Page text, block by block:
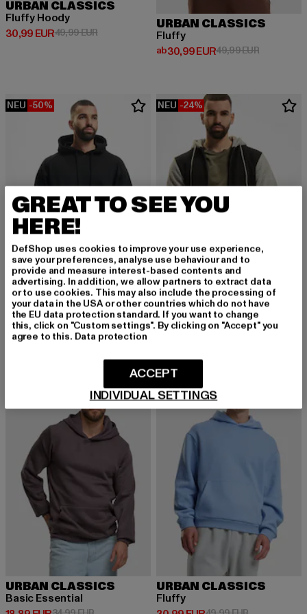
URBAN CLASSICS
Fluffy Hoody
30,99 EUR
Derzeitiger Preis: 30,99 EUR
49,99 EURAktionspreis: 49,99 EUR
URBAN CLASSICS
Fluffy
ab30,99 EUR
Derzeitiger Preis: ab 30,99 EUR
49,99 EUR
NEU -50%
URBAN CLASSICS
Blank
30,00 EUR
Derzeitiger Preis: 30,00 EUR
59,99 EURAktionspreis: 59,99 EUR
NEU -24%
URBAN CLASSICS
2-Tone
41,79 EUR
Derzeitiger Preis: 41,79 EUR
54,99 EURAktionspreis:
URBAN CLASSICS
Basic Essential
-38%
URBAN CLASSICS
Fluffy
GREAT TO SEE YOU
HERE!
DefShop uses cookies to improve your use experience,
save your preferences, analyse use behaviour and to
provide and measure interest-based contents and
advertising. In addition, we allow partners to extract data
or to use cookies. This may also include the processing of
your data in the USA or other countries which do not have
the EU data protection standard. If you want to change
this, click on "Custom settings". By clicking on "Accept" you
agree to this. Data protection
INDIVIDUAL SETTINGS
ACCEPT